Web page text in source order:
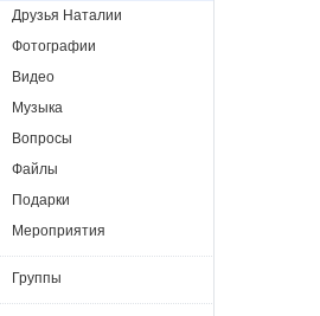
Друзья Наталии
Фотографии
Видео
Музыка
Вопросы
Файлы
Подарки
Мероприятия
Группы